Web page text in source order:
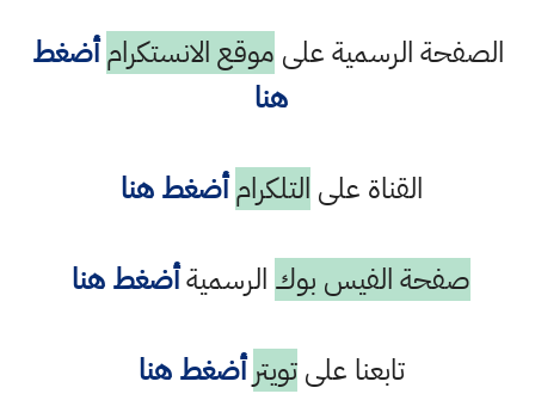
الصفحة الرسمية على موقع الانستكرام أضغط
هنا
القناة على التلكرام أضغط هنا
صفحة الفيس بوك الرسميةأضغط هنا
تابعنا علىتويتر أضغط هنا